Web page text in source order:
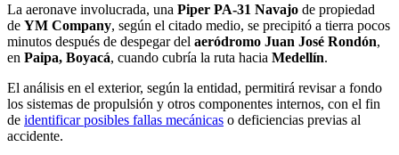
La aeronave involucrada, una Piper PA-31 Navajo de propiedad
de YM Company, según el citado medio, se precipitó a tierra pocos
minutos después de despegar del aeródromo Juan José Rondón,
en Paipa, Boyacá, cuando cubría la ruta hacia Medellín.
El análisis en el exterior, según la entidad, permitirá revisar a fondo
los sistemas de propulsión y otros componentes internos, con el fin
de identificar posibles fallas mecánicas o deficiencias previas al
accidente.